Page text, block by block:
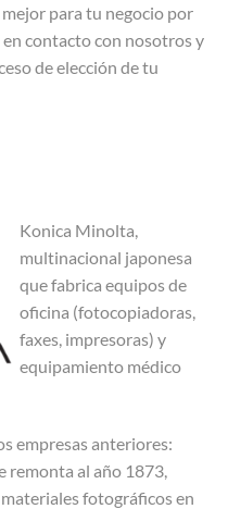
para tu negocio por
contacto con nosotros y
de elección de tu
Konica Minolta,
multinacional japonesa
que fabrica equipos de
oficina (fotocopiadoras,
faxes, impresoras) y
equipamiento médico
empresas anteriores:
remonta al año 1873,
fotográficos en